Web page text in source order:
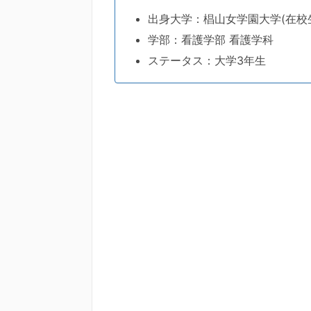
出身大学：椙山女学園大学(在校
学部：看護学部 看護学科
ステータス：大学3年生